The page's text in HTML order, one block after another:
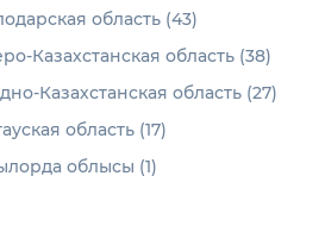
область (43)
Казахстанская область (38)
Казахстанская область (27)
область (17)
облысы (1)